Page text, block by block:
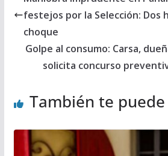
festejos por la Selección: Dos
choque
Golpe al consumo: Carsa,
solicita concurso
También te